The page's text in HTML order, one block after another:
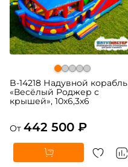
B-14218 Надувной корабль
«Весёлый Роджер с
крышей», 10х6,3х6
От 442 500 ₽